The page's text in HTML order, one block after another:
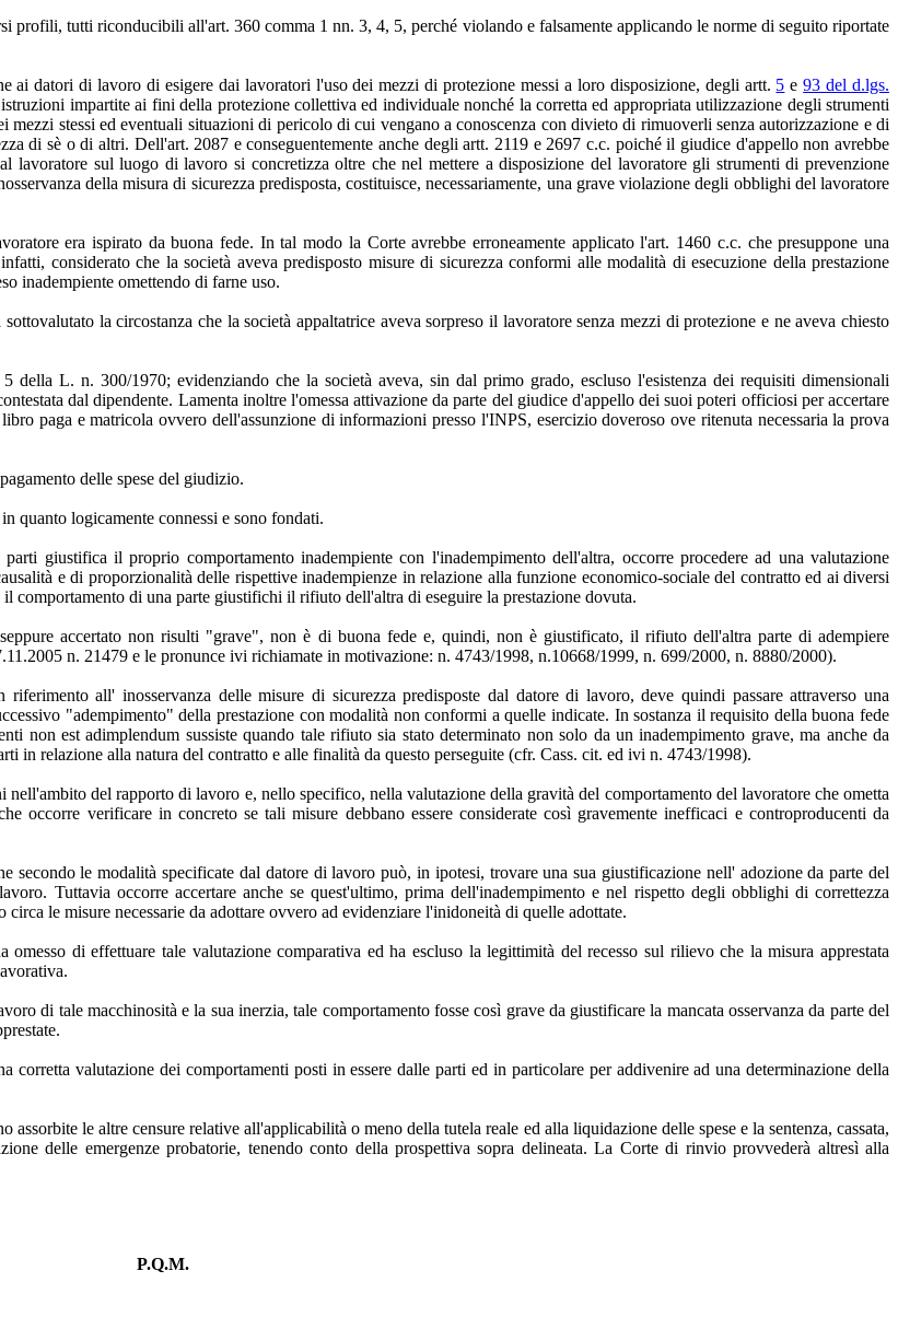
profili, tutti riconducibili all'art. 360 comma 1 nn. 3, 4, 5, perché violando e falsamente applicando le norme di seguito riportate
ai datori di lavoro di esigere dai lavoratori l'uso dei mezzi di protezione messi a loro disposizione, degli artt. 5 e93 del d.lgs.
impartite ai fini della protezione collettiva ed individuale nonché la corretta ed appropriata utilizzazione degli strumenti
mezzi stessi ed eventuali situazioni di pericolo di cui vengano a conoscenza con divieto di rimuoverli senza autorizzazione e di
di sè o di altri. Dell'art. 2087 e conseguentemente anche degli artt. 2119 e 2697 c.c. poiché il giudice d'appello non avrebbe
lavoratore sul luogo di lavoro si concretizza oltre che nel mettere a disposizione del lavoratore gli strumenti di prevenzione
della misura di sicurezza predisposta, costituisce, necessariamente, una grave violazione degli obblighi del lavoratore
era ispirato da buona fede. In tal modo la Corte avrebbe erroneamente applicato l'art. 1460 c.c. che presuppone una
considerato che la società aveva predisposto misure di sicurezza conformi alle modalità di esecuzione della prestazione
inadempiente omettendo di farne uso.
la circostanza che la società appaltatrice aveva sorpreso il lavoratore senza mezzi di protezione e ne aveva chiesto
L. n. 300/1970; evidenziando che la società aveva, sin dal primo grado, escluso l'esistenza dei requisiti dimensionali
dal dipendente. Lamenta inoltre l'omessa attivazione da parte del giudice d'appello dei suoi poteri officiosi per accertare
paga e matricola ovvero dell'assunzione di informazioni presso l'INPS, esercizio doveroso ove ritenuta necessaria la prova
delle spese del giudizio.
quanto logicamente connessi e sono fondati.
giustifica il proprio comportamento inadempiente con l'inadempimento dell'altra, occorre procedere ad una valutazione
e di proporzionalità delle rispettive inadempienze in relazione alla funzione economico-sociale del contratto ed ai diversi
comportamento di una parte giustifichi il rifiuto dell'altra di eseguire la prestazione dovuta.
accertato non risulti "grave", non è di buona fede e, quindi, non è giustificato, il rifiuto dell'altra parte di adempiere
n. 21479 e le pronunce ivi richiamate in motivazione: n. 4743/1998, n.10668/1999, n. 699/2000, n. 8880/2000).
all' inosservanza delle misure di sicurezza predisposte dal datore di lavoro, deve quindi passare attraverso una
"adempimento" della prestazione con modalità non conformi a quelle indicate. In sostanza il requisito della buona fede
non est adimplendum sussiste quando tale rifiuto sia stato determinato non solo da un inadempimento grave, ma anche da
in relazione alla natura del contratto e alle finalità da questo perseguite (cfr. Cass. cit. ed ivi n. 4743/1998).
del rapporto di lavoro e, nello specifico, nella valutazione della gravità del comportamento del lavoratore che ometta
occorre verificare in concreto se tali misure debbano essere considerate così gravemente inefficaci e controproducenti da
secondo le modalità specificate dal datore di lavoro può, in ipotesi, trovare una sua giustificazione nell' adozione da parte del
Tuttavia occorre accertare anche se quest'ultimo, prima dell'inadempimento e nel rispetto degli obblighi di correttezza
le misure necessarie da adottare ovvero ad evidenziare l'inidoneità di quelle adottate.
di effettuare tale valutazione comparativa ed ha escluso la legittimità del recesso sul rilievo che la misura apprestata
di tale macchinosità e la sua inerzia, tale comportamento fosse così grave da giustificare la mancata osservanza da parte del
corretta valutazione dei comportamenti posti in essere dalle parti ed in particolare per addivenire ad una determinazione della
le altre censure relative all'applicabilità o meno della tutela reale ed alla liquidazione delle spese e la sentenza, cassata,
delle emergenze probatorie, tenendo conto della prospettiva sopra delineata. La Corte di rinvio provvederà altresì alla
P.Q.M.